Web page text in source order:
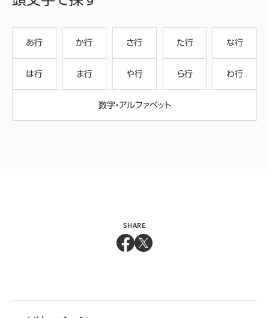
あ行 か行 さ行 た行 な行
は行 ま行 や行 ら行 わ行
数字・アルファベット
SHARE